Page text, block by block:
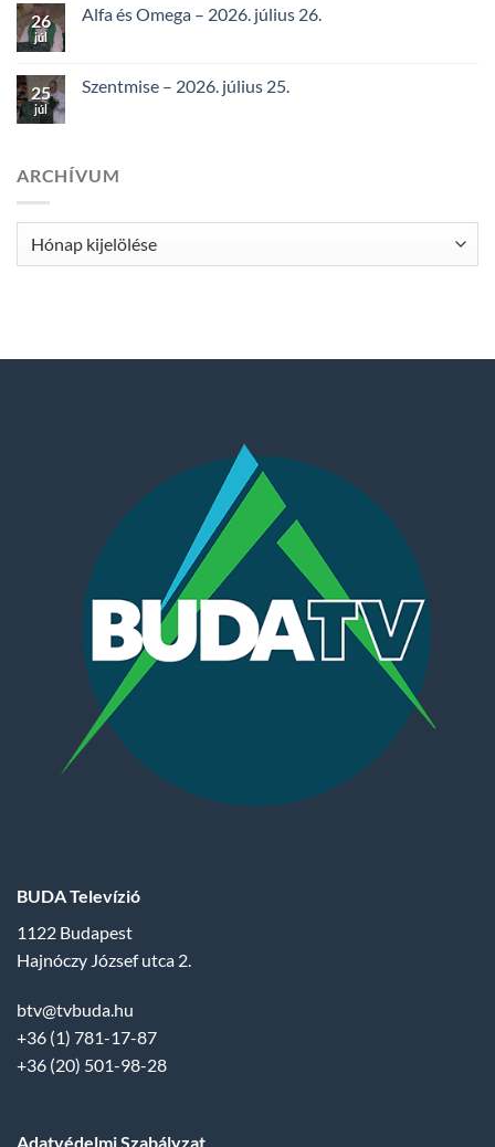
26
júl
Alfa és Omega – 2026. július 26.
25
júl
Szentmise – 2026. július 25.
ARCHÍVUM
Archívum
BUDA Televízió
1122 Budapest
Hajnóczy József utca 2.
btv@tvbuda.hu
+36 (1) 781-17-87
+36 (20) 501-98-28
Adatvédelmi Szabályzat